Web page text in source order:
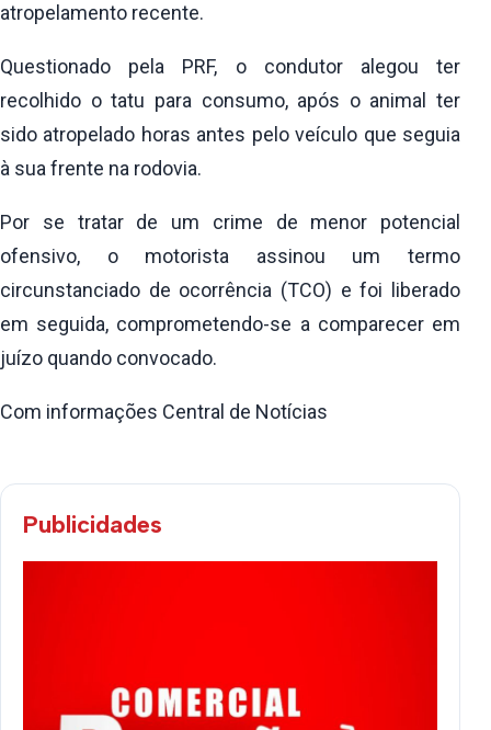
atropelamento recente.
Questionado pela PRF, o condutor alegou ter
recolhido o tatu para consumo, após o animal ter
sido atropelado horas antes pelo veículo que seguia
à sua frente na rodovia.
Por se tratar de um crime de menor potencial
ofensivo, o motorista assinou um termo
circunstanciado de ocorrência (TCO) e foi liberado
em seguida, comprometendo-se a comparecer em
juízo quando convocado.
Com informações Central de Notícias
Publicidades